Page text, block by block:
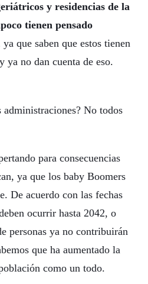
y residencias de la
tienen pensado
ya que saben que estos tienen
ya no dan cuenta de eso.
administraciones? No todos
para consecuencias
ya que los baby Boomers
De acuerdo con las fechas
ocurrir hasta 2042, o
personas ya no contribuirán
que ha aumentado la
como un todo.